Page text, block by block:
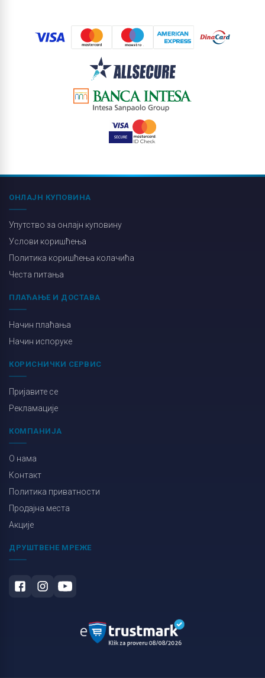
ОНЛАЈН КУПОВИНА
Упутство за онлајн куповину
Услови коришћења
Политика коришћења колачића
Честа питања
ПЛАЋАЊЕ И ДОСТАВА
Начин плаћања
Начин испоруке
КОРИСНИЧКИ СЕРВИС
Пријавите се
Рекламације
КОМПАНИЈА
О нама
Контакт
Политика приватности
Продајна места
Акције
ДРУШТВЕНЕ МРЕЖЕ